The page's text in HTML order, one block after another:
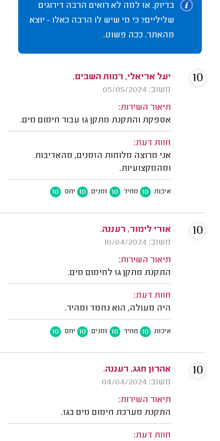
בדיוק. אז למה לא רואים הרבה דירוגים
שליליים? כי מי שיש לו הרבה כאלו - יוצא
מהאתר. ככה פשוט.
יעל אריאלי, רמות השבים.
משוב: 05/05/2024
תיאור השירות:
אספקת והתקנת מתקן גז עבור חימום מים.
חוות דעת:
אני מרוצה מלוחות הזמנים, מהאדיבות
ומהמקצועיות.
איכות 10 מחיר 10 זמנים 10 יחס 10
10
אורי לימור, רעננה.
משוב: 10/04/2024
תיאור השירות:
התקנת מתקן גז לחימום מים.
חוות דעת:
היה מעולה, הוא נחמד ומהיר.
איכות 10 מחיר 10 זמנים 10 יחס 10
10
אהרון חגג, רעננה.
משוב: 04/04/2024
תיאור השירות:
התקנת מערכת חימום מים בגז.
חוות דעת:
10